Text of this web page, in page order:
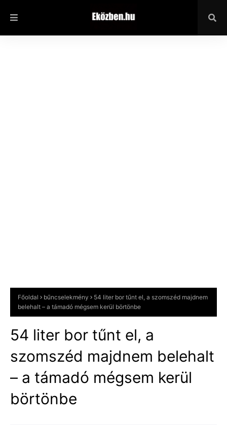
Főoldal bűncselekmény
54 liter bor tűnt el, a szomszéd majdnem
belehalt – a támadó mégsem kerül börtönbe
54 liter bor tűnt el, a
szomszéd majdnem belehalt
– a támadó mégsem kerül
börtönbe